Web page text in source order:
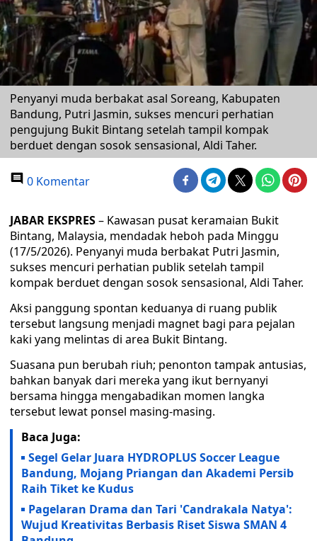
Penyanyi muda berbakat asal Soreang, Kabupaten
Bandung, Putri Jasmin, sukses mencuri perhatian
pengujung Bukit Bintang setelah tampil kompak
berduet dengan sosok sensasional, Aldi Taher.
0 Komentar
JABAR EKSPRES– Kawasan pusat keramaian Bukit
Bintang, Malaysia, mendadak heboh pada Minggu
(17/5/2026). Penyanyi muda berbakat Putri Jasmin,
sukses mencuri perhatian publik setelah tampil
kompak berduet dengan sosok sensasional, Aldi Taher.
Aksi panggung spontan keduanya di ruang publik
tersebut langsung menjadi magnet bagi para pejalan
kaki yang melintas di area Bukit Bintang.
Suasana pun berubah riuh; penonton tampak antusias,
bahkan banyak dari mereka yang ikut bernyanyi
bersama hingga mengabadikan momen langka
tersebut lewat ponsel masing-masing.
Baca Juga:
Segel Gelar Juara HYDROPLUS Soccer League
Bandung, Mojang Priangan dan Akademi Persib
Raih Tiket ke Kudus
Pagelaran Drama dan Tari 'Candrakala Natya':
Wujud Kreativitas Berbasis Riset Siswa SMAN 4